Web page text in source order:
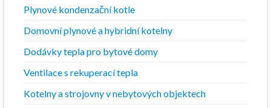
Plynové kondenzační kotle
Domovní plynové a hybridní kotelny
Dodávky tepla pro bytové domy
Ventilace s rekuperací tepla
Kotelny a strojovny v nebytových objektech